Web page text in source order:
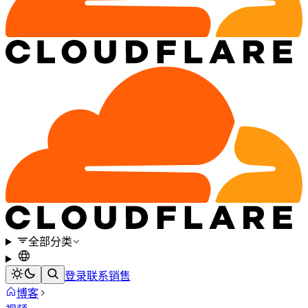
全部分类
登录联系销售
博客